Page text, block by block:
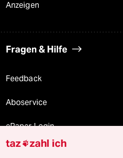
Anzeigen
Fragen & Hilfe
Feedback
Aboservice
ePaper Login
Downloads für Abonnierende
taz zahl ich